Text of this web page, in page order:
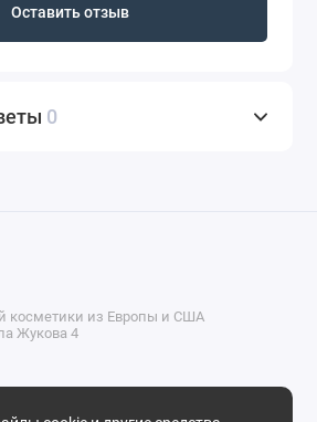
Оставить отзыв
0
косметики из Европы и США
Жукова 4